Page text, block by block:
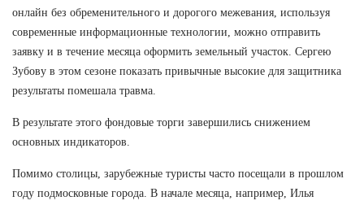
онлайн без обременительного и дорогого межевания, используя
современные информационные технологии, можно отправить
заявку и в течение месяца оформить земельный участок. Сергею
Зубову в этом сезоне показать привычные высокие для защитника
результаты помешала травма.
В результате этого фондовые торги завершились снижением
основных индикаторов.
Помимо столицы, зарубежные туристы часто посещали в прошлом
году подмосковные города. В начале месяца, например, Илья